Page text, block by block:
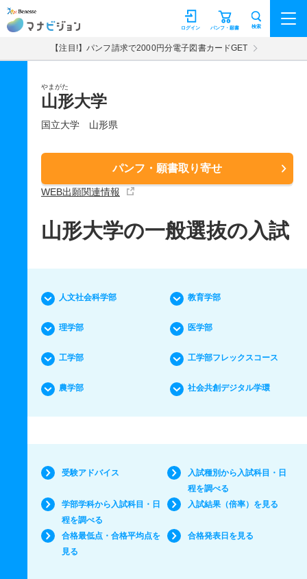
マナビジョン パンフ・願書
ログイン 検索
【注目!】パンフ請求で2000円分電子図書カードGET
やまがた
山形大学
国立大学 山形県
パンフ・願書取り寄せ
WEB出願関連情報
山形大学の一般選抜の入試
人文社会科学部 教育学部
理学部 医学部
工学部 工学部フレックスコース
農学部 社会共創デジタル学環
受験アドバイス
入試種別から入試科目・日
程を調べる
学部学科から入試科目・日
程を調べる
入試結果（倍率）を見る
合格最低点・合格平均点を
見る
合格発表日を見る